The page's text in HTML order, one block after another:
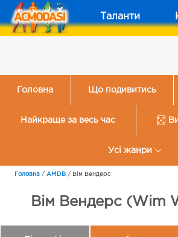
Таланти
Головна Що подивитись
Найкраще за весь час
Усі жанри
Головна / AMDB / Вім Вендерс
Вім Вендерс (Wim